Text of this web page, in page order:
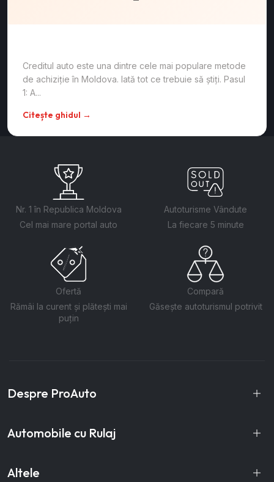
Creditul auto este una dintre cele mai populare metode
de achiziție în Moldova. Iată tot ce trebuie să știți. Pasul
1: A...
Citește ghidul →
Nr. 1 în Republica Moldova
Cel mai mare portal auto
Autoturisme Vândute
La fiecare 5 minute
Ofertă
Rămâi la curent și plătești mai
puțin
Compară
Găsește autoturismul potrivit
Despre ProAuto
Automobile cu Rulaj
Altele